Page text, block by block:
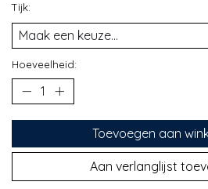
Tijk:
Hoeveelheid:
Toevoegen aan
Aan verlanglijst